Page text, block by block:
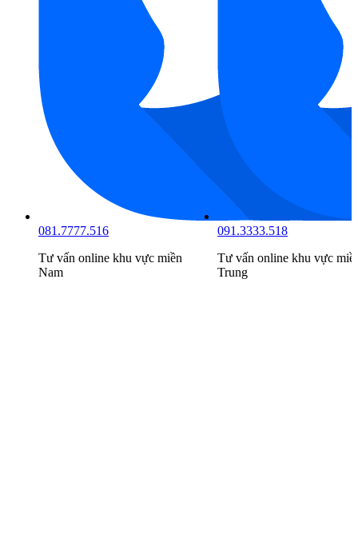
081.7777.516
Tư vấn online khu vực miền
Nam
091.3333.518
Tư vấn online khu vực
Trung